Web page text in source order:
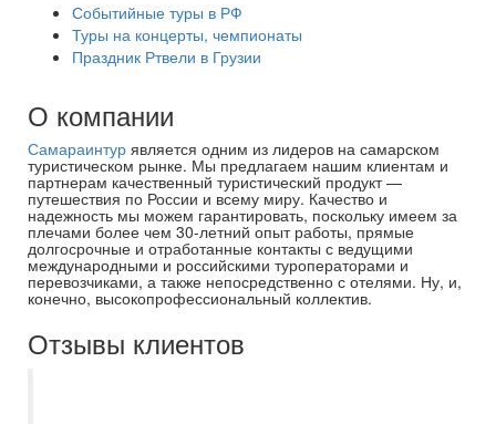
Событийные туры в РФ
Туры на концерты, чемпионаты
Праздник Ртвели в Грузии
О компании
Самараинтур является одним из лидеров на самарском
туристическом рынке. Мы предлагаем нашим клиентам и
партнерам качественный туристический продукт —
путешествия по России и всему миру. Качество и
надежность мы можем гарантировать, поскольку имеем за
плечами более чем 30-летний опыт работы, прямые
долгосрочные и отработанные контакты с ведущими
международными и российскими туроператорами и
перевозчиками, а также непосредственно с отелями. Ну, и,
конечно, высокопрофессиональный коллектив.
Отзывы клиентов